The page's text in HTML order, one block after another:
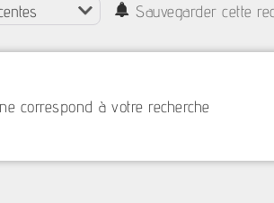
Sauvegarder cette
correspond à votre recherche